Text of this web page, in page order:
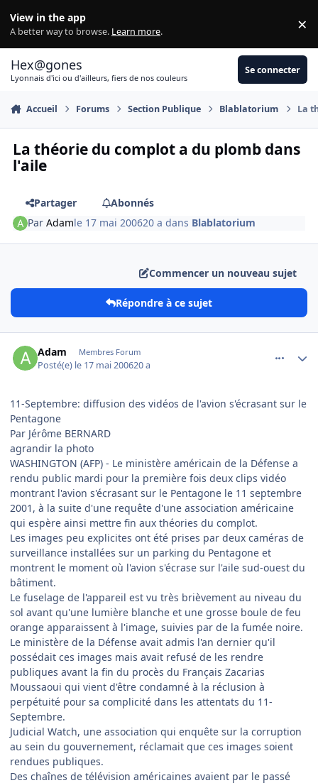
View in the app
A better way to browse. Learn more. ×
Hex@gones
Lyonnais d'ici ou d'ailleurs, fiers de nos couleurs
Se connecter
Accueil Forums Section Publique Blablatorium La
La théorie du complot a du plomb dans
l'aile
Partager
Abonnés
ParAdamle 17 mai 200620 a dans Blablatorium
Commencer un nouveau sujet
Répondre à ce sujet
Adam Membres Forum
Posté(e) le 17 mai 200620 a
11-Septembre: diffusion des vidéos de l'avion s'écrasant sur le
Pentagone
Par Jérôme BERNARD
agrandir la photo
WASHINGTON (AFP) - Le ministère américain de la Défense a
rendu public mardi pour la première fois deux clips vidéo
montrant l'avion s'écrasant sur le Pentagone le 11 septembre
2001, à la suite d'une requête d'une association américaine
qui espère ainsi mettre fin aux théories du complot.
Les images peu explicites ont été prises par deux caméras de
surveillance installées sur un parking du Pentagone et
montrent le moment où l'avion s'écrase sur l'aile sud-ouest du
bâtiment.
Le fuselage de l'appareil est vu très brièvement au niveau du
sol avant qu'une lumière blanche et une grosse boule de feu
orange apparaissent à l'image, suivies par de la fumée noire.
Le ministère de la Défense avait admis l'an dernier qu'il
possédait ces images mais avait refusé de les rendre
publiques avant la fin du procès du Français Zacarias
Moussaoui qui vient d'être condamné à la réclusion à
perpétuité pour sa complicité dans les attentats du 11-
Septembre.
Judicial Watch, une association qui enquête sur la corruption
au sein du gouvernement, réclamait que ces images soient
rendues publiques.
Des chaînes de télévision américaines avaient par le passé